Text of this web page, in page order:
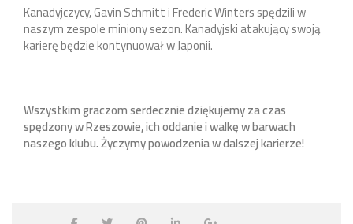
Kanadyjczycy, Gavin Schmitt i Frederic Winters spędzili w
naszym zespole miniony sezon. Kanadyjski atakujący swoją
karierę będzie kontynuował w Japonii.
Wszystkim graczom serdecznie dziękujemy za czas
spędzony w Rzeszowie, ich oddanie i walkę w barwach
naszego klubu. Życzymy powodzenia w dalszej karierze!